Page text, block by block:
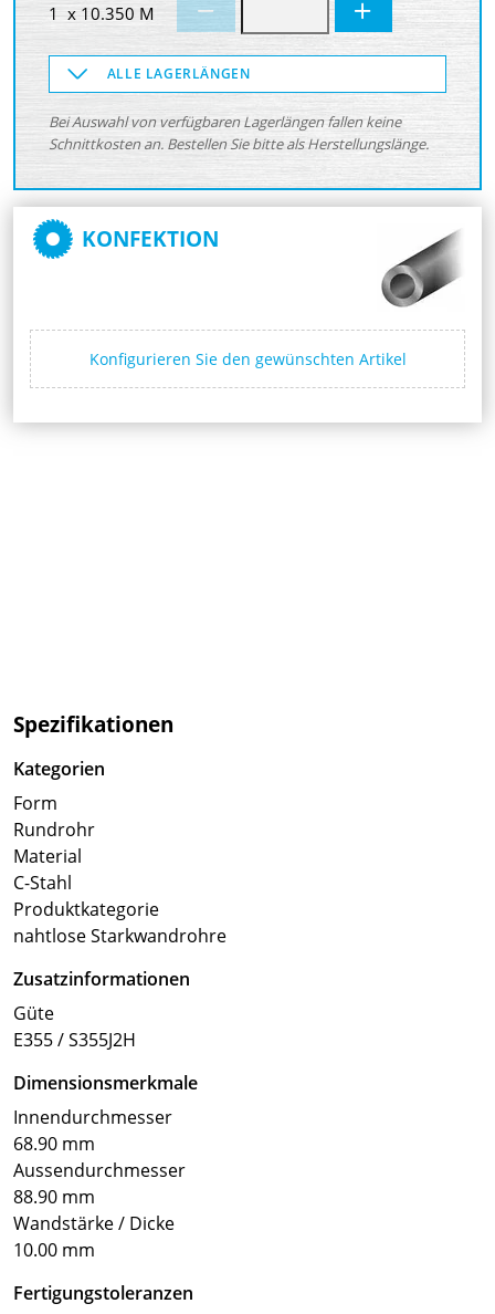
1 x 10.350 M
ALLE LAGERLÄNGEN
Bei Auswahl von verfügbaren Lagerlängen fallen keine
Schnittkosten an. Bestellen Sie bitte als Herstellungslänge.
KONFEKTION
Konfigurieren Sie den gewünschten Artikel
Spezifikationen
Kategorien
Form
Rundrohr
Material
C-Stahl
Produktkategorie
nahtlose Starkwandrohre
Zusatzinformationen
Güte
E355 / S355J2H
Dimensionsmerkmale
Innendurchmesser
68.90 mm
Aussendurchmesser
88.90 mm
Wandstärke / Dicke
10.00 mm
Fertigungstoleranzen